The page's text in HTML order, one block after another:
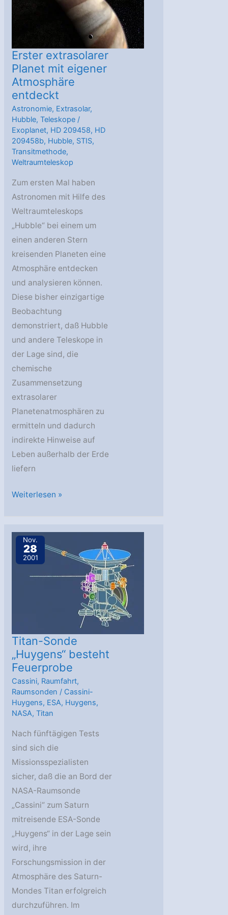
Erster extrasolarer
Planet mit eigener
Atmosphäre
entdeckt
Astronomie, Extrasolar,
Hubble,Teleskope /
Exoplanet, HD 209458, HD
209458b, Hubble, STIS,
Transitmethode,
Weltraumteleskop
Zum ersten Mal haben
Astronomen mit Hilfe des
Weltraumteleskops
„Hubble“ bei einem um
einen anderen Stern
kreisenden Planeten eine
Atmosphäre entdecken
und analysieren können.
Diese bisher einzigartige
Beobachtung
demonstriert, daß Hubble
und andere Teleskope in
der Lage sind, die
chemische
Zusammensetzung
extrasolarer
Planetenatmosphären zu
ermitteln und dadurch
indirekte Hinweise auf
Leben außerhalb der Erde
liefern
Erster
mit
eigener
Atmosphäre
entdeckt
Weiterlesen »
Nov.
28
2001
Titan-Sonde
„Huygens“ besteht
Feuerprobe
Cassini, Raumfahrt,
Raumsonden / Cassini-
Huygens, ESA, Huygens,
NASA,Titan
Nach fünftägigen Tests
sind sich die
Missionsspezialisten
sicher, daß die an Bord der
NASA-Raumsonde
„Cassini“ zum Saturn
mitreisende ESA-Sonde
„Huygens“ in der Lage sein
wird, ihre
Forschungsmission in der
Atmosphäre des Saturn-
Mondes Titan erfolgreich
durchzuführen. Im